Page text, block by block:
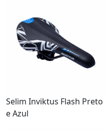
Selim Inviktus Flash Preto
e Azul